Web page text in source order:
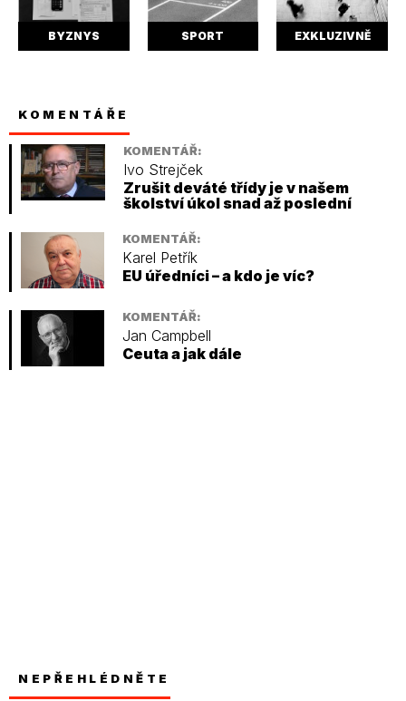
BYZNYS SPORT EXKLUZIVNĚ
KOMENTÁŘE
KOMENTÁŘ:
Ivo Strejček
Zrušit deváté třídy je v našem
školství úkol snad až poslední
KOMENTÁŘ:
Karel Petřík
EU úředníci – a kdo je víc?
KOMENTÁŘ:
Jan Campbell
Ceuta a jak dále
NEPŘEHLÉDNĚTE